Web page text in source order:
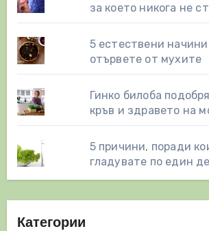
за което никога не
5 естествени
отървете от мухите
Гинко билоба
кръв и здравето на
5 причини, поради
гладувате по един
Категории